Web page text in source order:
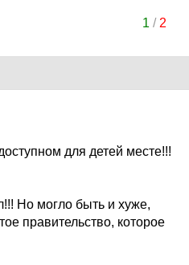
1 / 2
для детей месте!!!
Но могло быть и хуже,
правительство, которое